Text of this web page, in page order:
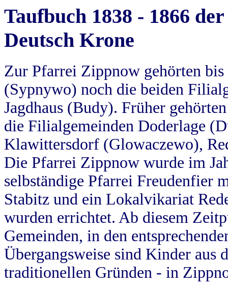
Taufbuch 1838 - 1866
Deutsch Krone
Zur Pfarrei Zippnow gehörten
(Sypnywo) noch die beiden
Jagdhaus (Budy). Früher
die Filialgemeinden Doderlage
Klawittersdorf (Glowaczewo),
Die Pfarrei Zippnow wurde im
selbständige Pfarrei Freudenfier
Stabitz und ein Lokalvikariat
wurden errichtet. Ab diesem
Gemeinden, in den
Übergangsweise sind Kinder aus
traditionellen Gründen - in